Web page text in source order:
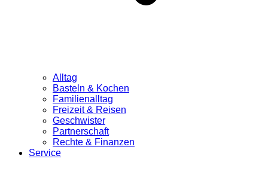
Alltag
Basteln & Kochen
Familienalltag
Freizeit & Reisen
Geschwister
Partnerschaft
Rechte & Finanzen
Service